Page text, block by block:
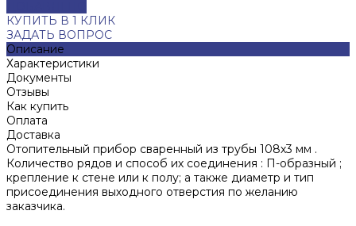
КУПИТЬ В 1 КЛИК
ЗАДАТЬ ВОПРОС
Описание
Характеристики
Документы
Отзывы
Как купить
Оплата
Доставка
Отопительный прибор сваренный из трубы 108х3 мм .
Количество рядов и способ их соединения : П-образный ;
крепление к стене или к полу; а также диаметр и тип
присоединения выходного отверстия по желанию
заказчика.